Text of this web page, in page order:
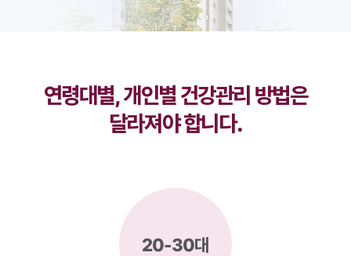
연령대별, 개인별 건강관리 방법은
달라져야 합니다.
20-30대